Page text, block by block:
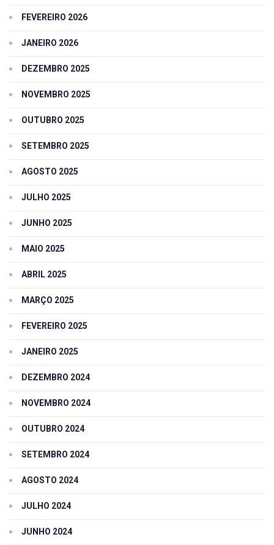
FEVEREIRO 2026
JANEIRO 2026
DEZEMBRO 2025
NOVEMBRO 2025
OUTUBRO 2025
SETEMBRO 2025
AGOSTO 2025
JULHO 2025
JUNHO 2025
MAIO 2025
ABRIL 2025
MARÇO 2025
FEVEREIRO 2025
JANEIRO 2025
DEZEMBRO 2024
NOVEMBRO 2024
OUTUBRO 2024
SETEMBRO 2024
AGOSTO 2024
JULHO 2024
JUNHO 2024